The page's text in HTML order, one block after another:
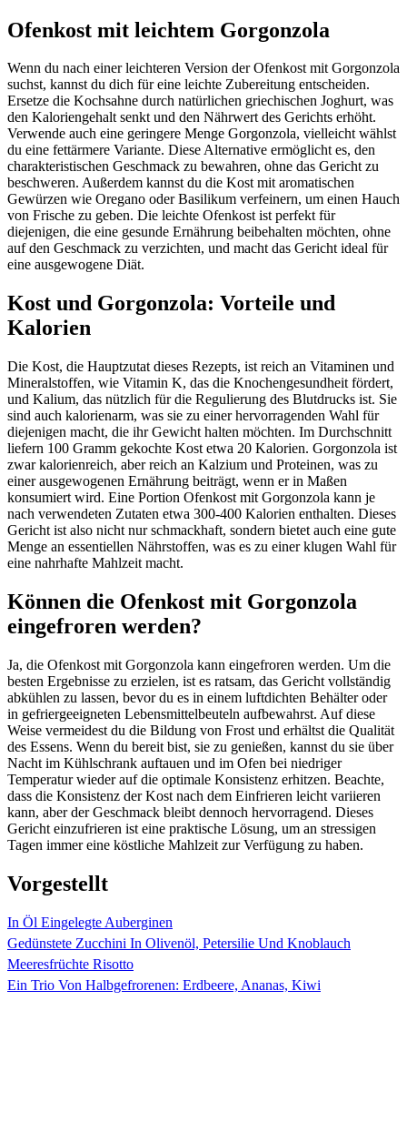
Ofenkost mit leichtem Gorgonzola
Wenn du nach einer leichteren Version der Ofenkost mit Gorgonzola
suchst, kannst du dich für eine leichte Zubereitung entscheiden.
Ersetze die Kochsahne durch natürlichen griechischen Joghurt, was
den Kaloriengehalt senkt und den Nährwert des Gerichts erhöht.
Verwende auch eine geringere Menge Gorgonzola, vielleicht wählst
du eine fettärmere Variante. Diese Alternative ermöglicht es, den
charakteristischen Geschmack zu bewahren, ohne das Gericht zu
beschweren. Außerdem kannst du die Kost mit aromatischen
Gewürzen wie Oregano oder Basilikum verfeinern, um einen Hauch
von Frische zu geben. Die leichte Ofenkost ist perfekt für
diejenigen, die eine gesunde Ernährung beibehalten möchten, ohne
auf den Geschmack zu verzichten, und macht das Gericht ideal für
eine ausgewogene Diät.
Kost und Gorgonzola: Vorteile und
Kalorien
Die Kost, die Hauptzutat dieses Rezepts, ist reich an Vitaminen und
Mineralstoffen, wie Vitamin K, das die Knochengesundheit fördert,
und Kalium, das nützlich für die Regulierung des Blutdrucks ist. Sie
sind auch kalorienarm, was sie zu einer hervorragenden Wahl für
diejenigen macht, die ihr Gewicht halten möchten. Im Durchschnitt
liefern 100 Gramm gekochte Kost etwa 20 Kalorien. Gorgonzola ist
zwar kalorienreich, aber reich an Kalzium und Proteinen, was zu
einer ausgewogenen Ernährung beiträgt, wenn er in Maßen
konsumiert wird. Eine Portion Ofenkost mit Gorgonzola kann je
nach verwendeten Zutaten etwa 300-400 Kalorien enthalten. Dieses
Gericht ist also nicht nur schmackhaft, sondern bietet auch eine gute
Menge an essentiellen Nährstoffen, was es zu einer klugen Wahl für
eine nahrhafte Mahlzeit macht.
Können die Ofenkost mit Gorgonzola
eingefroren werden?
Ja, die Ofenkost mit Gorgonzola kann eingefroren werden. Um die
besten Ergebnisse zu erzielen, ist es ratsam, das Gericht vollständig
abkühlen zu lassen, bevor du es in einem luftdichten Behälter oder
in gefriergeeigneten Lebensmittelbeuteln aufbewahrst. Auf diese
Weise vermeidest du die Bildung von Frost und erhältst die Qualität
des Essens. Wenn du bereit bist, sie zu genießen, kannst du sie über
Nacht im Kühlschrank auftauen und im Ofen bei niedriger
Temperatur wieder auf die optimale Konsistenz erhitzen. Beachte,
dass die Konsistenz der Kost nach dem Einfrieren leicht variieren
kann, aber der Geschmack bleibt dennoch hervorragend. Dieses
Gericht einzufrieren ist eine praktische Lösung, um an stressigen
Tagen immer eine köstliche Mahlzeit zur Verfügung zu haben.
Vorgestellt
In Öl Eingelegte Auberginen
Gedünstete Zucchini In Olivenöl, Petersilie Und Knoblauch
Meeresfrüchte Risotto
Ein Trio Von Halbgefrorenen: Erdbeere, Ananas, Kiwi